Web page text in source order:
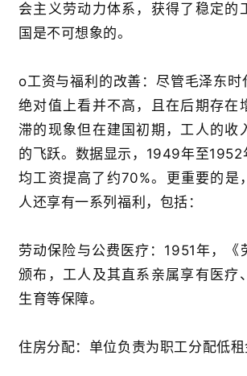
会主义劳动力体系，获得了稳定的
国是不可想象的。
o工资与福利的改善 ：尽管毛泽东
绝对值上看并不高，且在后期存在
滞的现象但在建国初期，工人的收
的飞跃。数据显示， 1949年至1952
均工资提高了约70%。更重要的是
人还享有一系列福利，包括：
劳动保险与公费医疗 ： 1951年，《
颁布，工人及其直系亲属享有医疗
生育等保障。
住房分配：单位负责为职工分配低租